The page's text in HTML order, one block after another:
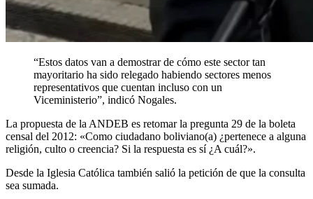
“Estos datos van a demostrar de cómo este sector tan
mayoritario ha sido relegado habiendo sectores menos
representativos que cuentan incluso con un
Viceministerio”, indicó Nogales.
La propuesta de la ANDEB es retomar la pregunta 29 de la boleta
censal del 2012: «Como ciudadano boliviano(a) ¿pertenece a alguna
religión, culto o creencia? Si la respuesta es sí ¿A cuál?».
Desde la Iglesia Católica también salió la petición de que la consulta
sea sumada.